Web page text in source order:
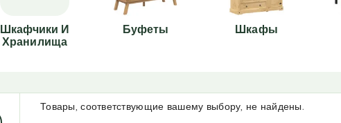
Шкафчики И
Хранилища
Буфеты Шкафы
Товары, соответствующие вашему выбору, не найдены.